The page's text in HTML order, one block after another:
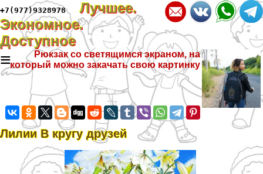
+7(977)9328978
Лучшее.
Экономное.
Доступное
≡
Рюкзак со светящимся экраном, на
который можно закачать свою картинку
Лилии В кругу друзей